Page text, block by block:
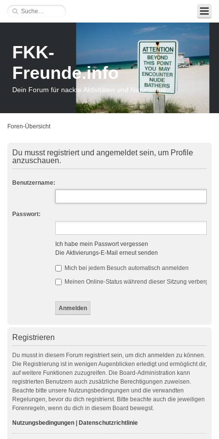
FKK-
Freunde.info
Dein Forum für nackte Aktivitäten und Naturismus
Foren-Übersicht
Du musst registriert und angemeldet sein, um Profile
anzuschauen.
Benutzername:
Passwort:
Ich habe mein Passwort vergessen
Die Aktivierungs-E-Mail erneut senden
Mich bei jedem Besuch automatisch anmelden
Meinen Online-Status während dieser Sitzung verbergen
Registrieren
Du musst in diesem Forum registriert sein, um dich anmelden zu können.
Die Registrierung ist in wenigen Augenblicken erledigt und ermöglicht dir,
auf weitere Funktionen zuzugreifen. Die Board-Administration kann
registrierten Benutzern auch zusätzliche Berechtigungen zuweisen.
Beachte bitte unsere Nutzungsbedingungen und die verwandten
Regelungen, bevor du dich registrierst. Bitte beachte auch die jeweiligen
Forenregeln, wenn du dich in diesem Board bewegst.
Nutzungsbedingungen Datenschutzrichtlinie